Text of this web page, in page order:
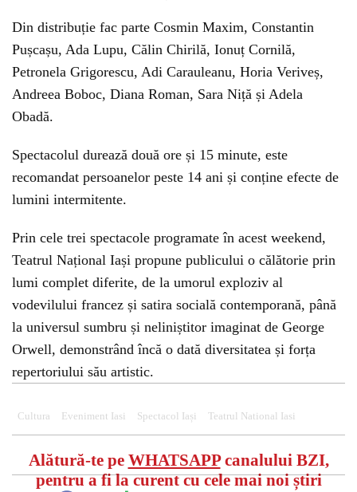
Din distribuție fac parte Cosmin Maxim, Constantin
Pușcașu, Ada Lupu, Călin Chirilă, Ionuț Cornilă,
Petronela Grigorescu, Adi Carauleanu, Horia Veriveș,
Andreea Boboc, Diana Roman, Sara Niță și Adela
Obadă.
Spectacolul durează două ore și 15 minute, este
recomandat persoanelor peste 14 ani și conține efecte de
lumini intermitente.
Prin cele trei spectacole programate în acest weekend,
Teatrul Național Iași propune publicului o călătorie prin
lumi complet diferite, de la umorul exploziv al
vodevilului francez și satira socială contemporană, până
la universul sumbru și neliniștitor imaginat de George
Orwell, demonstrând încă o dată diversitatea și forța
repertoriului său artistic.
Cultura Eveniment Iasi Spectacol Iași Teatrul National Iasi
Alătură-te pe WHATSAPPcanalului BZI,
pentru a fi la curent cu cele mai noi știri